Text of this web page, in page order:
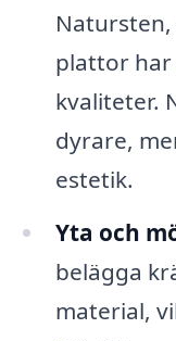
plattor har
kvaliteter.
dyrare,
estetik.
Yta och
belägga
material,